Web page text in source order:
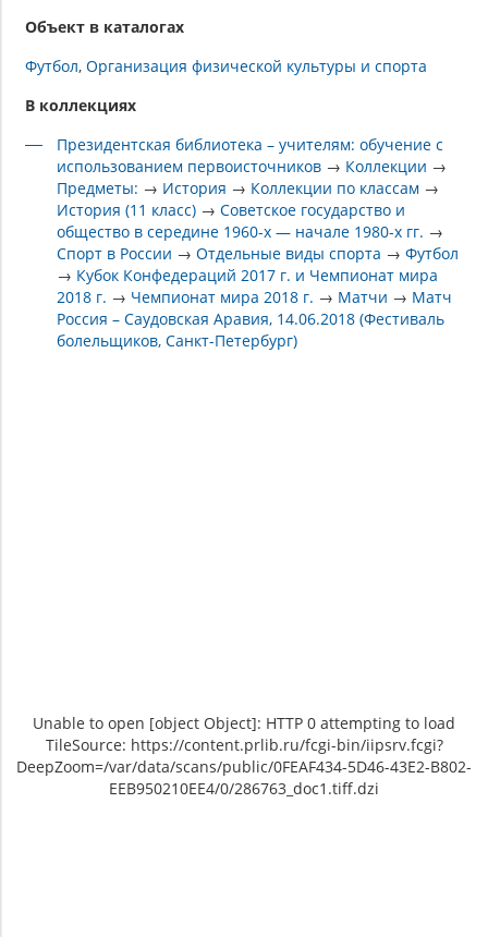
Объект в каталогах
Футбол Организация физической культуры и спорта
В коллекциях
Президентская библиотека – учителям: обучение с
использованием первоисточников → Коллекции →
Предметы: → История → Коллекции по классам →
История (11 класс) →Советское государство и
общество в середине 1960-х — начале 1980-х гг. →
Спорт в России →Отдельные виды спорта →Футбол
→ Кубок Конфедераций 2017 г. и Чемпионат мира
2018 г. → Чемпионат мира 2018 г. → Матчи → Матч
Россия – Саудовская Аравия, 14.06.2018 (Фестиваль
болельщиков, Санкт-Петербург)
Unable to open [object Object]: HTTP 0 attempting to load
TileSource: https://content.prlib.ru/fcgi-bin/iipsrv.fcgi?
DeepZoom=/var/data/scans/public/0FEAF434-5D46-43E2-B802-
EEB950210EE4/0/286763_doc1.tiff.dzi